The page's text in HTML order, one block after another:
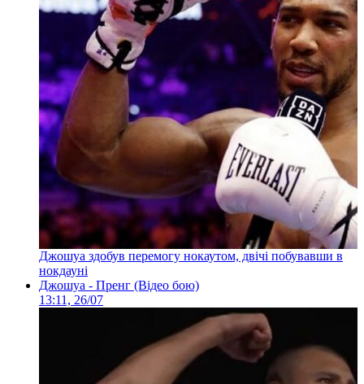
Джошуа здобув перемогу нокаутом, двічі побувавши в
нокдауні
Джошуа - Пренг (Відео бою)
13:11, 26/07